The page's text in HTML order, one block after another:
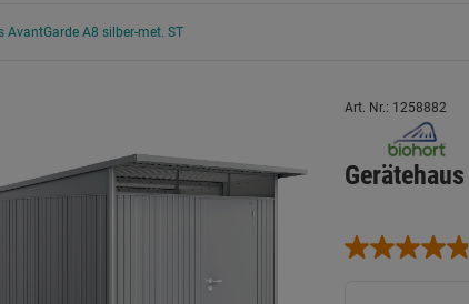
AvantGarde A8 silber-met. ST
Art. Nr.: 1258882